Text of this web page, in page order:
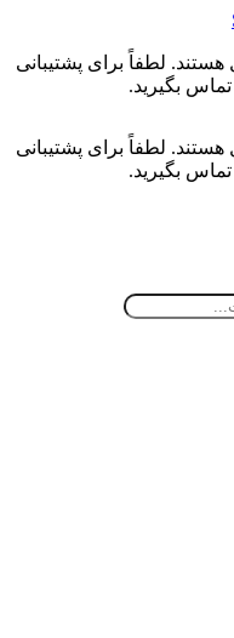
لطفاً برای پشتیبانی
لطفاً برای پشتیبانی